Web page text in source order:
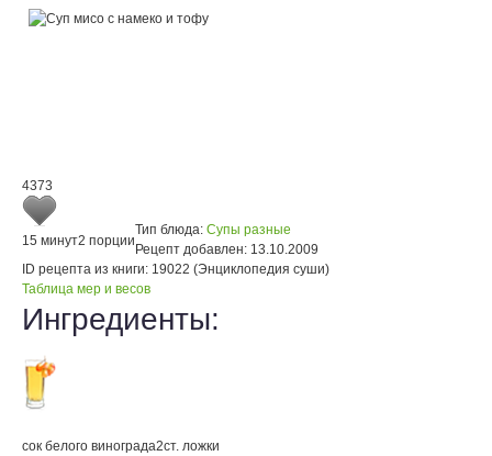
4373
15 минут2 порции
Тип блюда: Супы разные
Рецепт добавлен: 13.10.2009
ID рецепта из книги: 19022 (Энциклопедия суши)
Таблица мер и весов
Ингредиенты:
сок белого винограда2ст. ложки